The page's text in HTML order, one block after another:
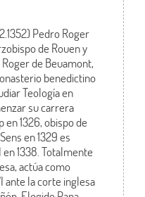
Pedro Roger
de Rouen y
de Beuamont,
benedictino
Teología en
su carrera
en 1326, obispo de
en 1329 es
1338. Totalmente
actúa como
ante la corte inglesa